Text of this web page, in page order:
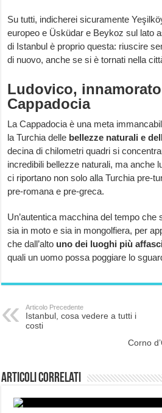
Su tutti, indicherei sicuramente
europeo e Üsküdar e Beykoz sul lato
di Istanbul è proprio questa: riuscire
di nuovo, anche se si è tornati nella
Ludovico,
Cappadocia
La Cappadocia è una meta
la Turchia delle bellezze naturali e
decina di chilometri quadri si
incredibili bellezze naturali, ma anche
ci riportano non solo alla Turchia pre-
pre-romana e pre-greca.
Un’autentica macchina del tempo che
sia in moto e sia in mongolfiera, per
che dall’alto uno dei luoghi più
quali un uomo possa poggiare lo
Articolo Precedente
Istanbul, cosa vedere a tutti i
costi
Corno
Articoli correlati